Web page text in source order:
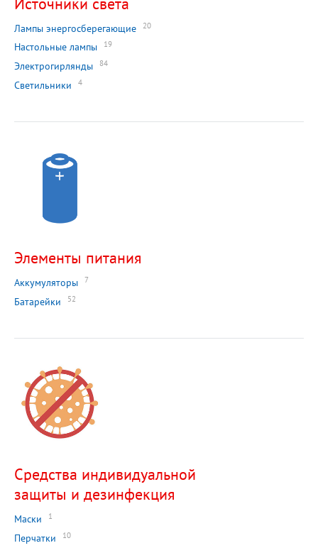
Лампы энергосберегающие 20
Настольные лампы 19
Электрогирлянды 84
Светильники 4
Элементы питания
Аккумуляторы 7
Батарейки 52
Средства индивидуальной
защиты и дезинфекция
Маски 1
Перчатки 10